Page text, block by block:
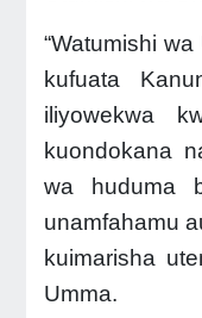
“Watumishi
kufuata
iliyowekwa
kuondokana
wa huduma
unamfahamu
kuimarisha
Umma.